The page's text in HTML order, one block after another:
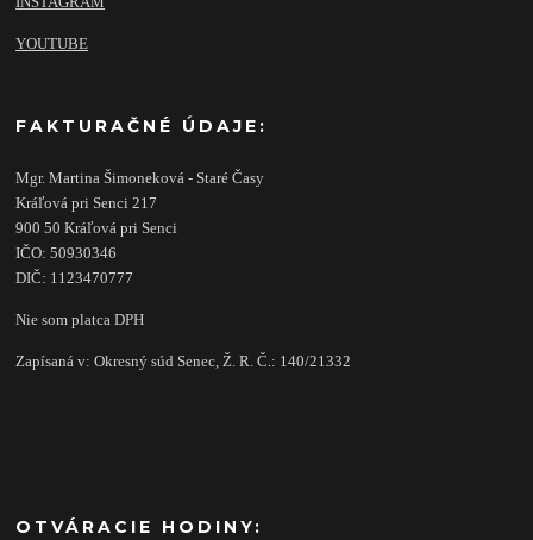
YOUTUBE
FAKTURAČNÉ ÚDAJE:
Mgr. Martina Šimoneková - Staré Časy
Kráľová pri Senci 217
900 50 Kráľová pri Senci
IČO: 50930346
DIČ: 1123470777
Nie som platca DPH
Zapísaná v: Okresný súd Senec, Ž. R. Č.: 140/21332
OTVÁRACIE HODINY: